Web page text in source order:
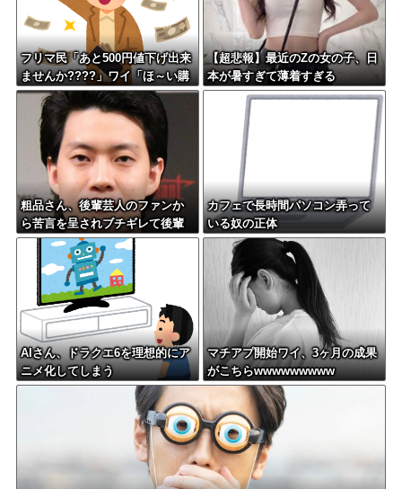
フリマ民「あと500円値下げ出来
ませんか????」ワイ「ほ～い購
入ｗ」
【超悲報】最近のZの女の子、日
本が暑すぎて薄着すぎる
粗品さん、後輩芸人のファンか
ら苦言を呈されブチギレて後輩
と縁切り報告ｗｗｗｗ
カフェで長時間パソコン弄って
いる奴の正体
AIさん、ドラクエ6を理想的にア
ニメ化してしまう
マチアプ開始ワイ、3ヶ月の成果
がこちらwwwwwwwww